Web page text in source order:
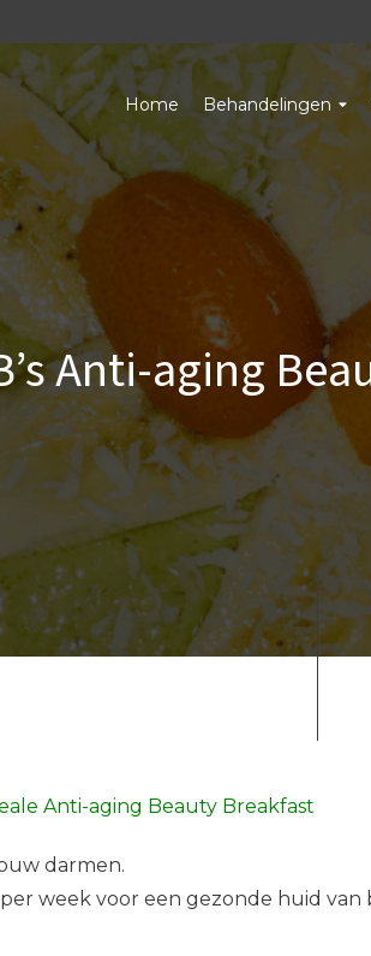
Home Behandelingen
Anti-aging
Anti-aging Beauty Breakfast
darmen.
week voor een gezonde huid van